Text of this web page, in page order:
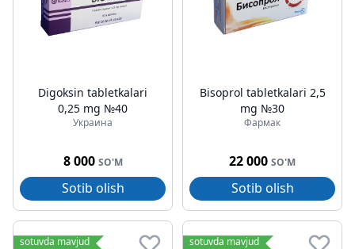
Digoksin tabletkalari
0,25 mg №40
Украина
8 000 SO'M
Sotib olish
Bisoprol tabletkalari 2,5
mg №30
Фармак
22 000 SO'M
Sotib olish
sotuvda mavjud sotuvda mavjud